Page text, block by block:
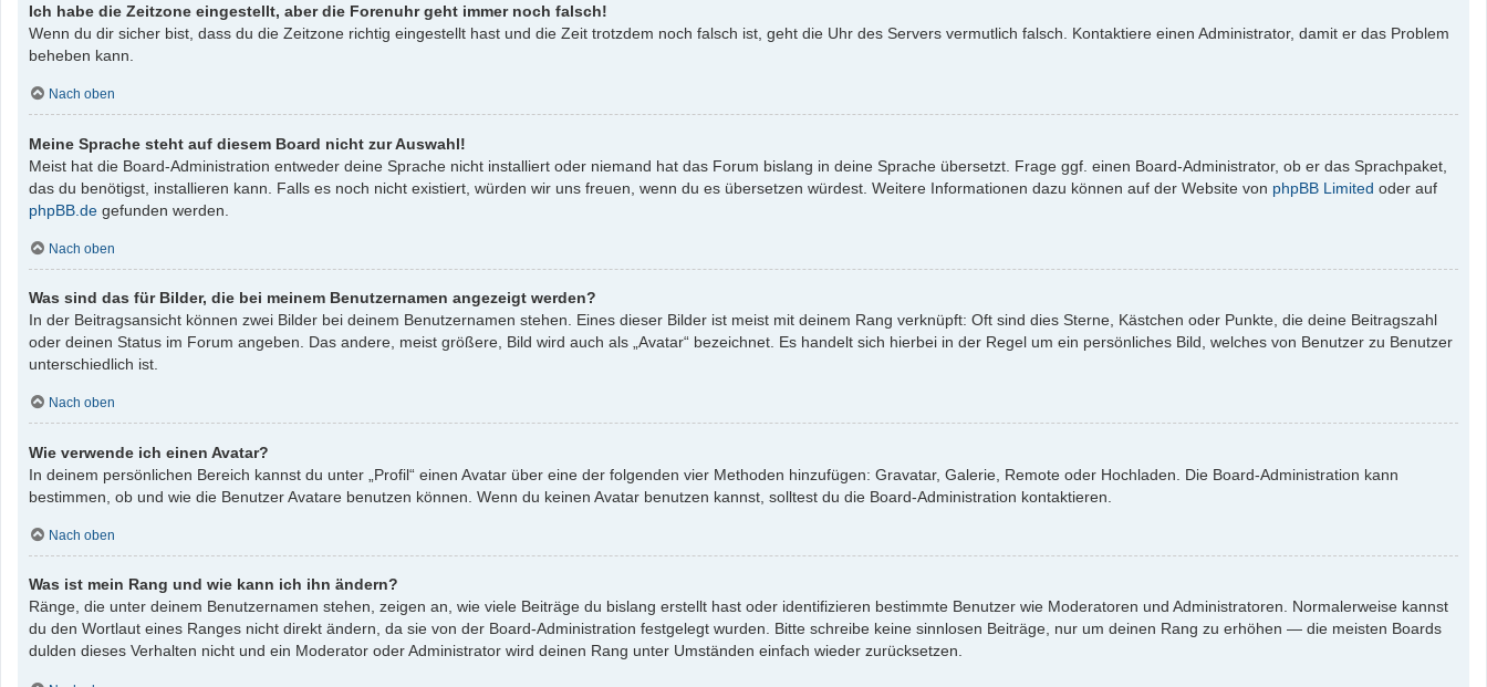
Ich habe die Zeitzone eingestellt, aber die Forenuhr geht immer noch falsch!
Wenn du dir sicher bist, dass du die Zeitzone richtig eingestellt hast und die Zeit trotzdem noch falsch ist, geht die Uhr des Servers vermutlich falsch. Kontaktiere einen Administrator, damit er das Problem
beheben kann.
Nach oben
Meine Sprache steht auf diesem Board nicht zur Auswahl!
Meist hat die Board-Administration entweder deine Sprache nicht installiert oder niemand hat das Forum bislang in deine Sprache übersetzt. Frage ggf. einen Board-Administrator, ob er das Sprachpaket,
das du benötigst, installieren kann. Falls es noch nicht existiert, würden wir uns freuen, wenn du es übersetzen würdest. Weitere Informationen dazu können auf der Website von phpBB Limited oder auf
phpBB.de gefunden werden.
Nach oben
Was sind das für Bilder, die bei meinem Benutzernamen angezeigt werden?
In der Beitragsansicht können zwei Bilder bei deinem Benutzernamen stehen. Eines dieser Bilder ist meist mit deinem Rang verknüpft: Oft sind dies Sterne, Kästchen oder Punkte, die deine Beitragszahl
oder deinen Status im Forum angeben. Das andere, meist größere, Bild wird auch als „Avatar“ bezeichnet. Es handelt sich hierbei in der Regel um ein persönliches Bild, welches von Benutzer zu Benutzer
unterschiedlich ist.
Nach oben
Wie verwende ich einen Avatar?
In deinem persönlichen Bereich kannst du unter „Profil“ einen Avatar über eine der folgenden vier Methoden hinzufügen: Gravatar, Galerie, Remote oder Hochladen. Die Board-Administration kann
bestimmen, ob und wie die Benutzer Avatare benutzen können. Wenn du keinen Avatar benutzen kannst, solltest du die Board-Administration kontaktieren.
Nach oben
Was ist mein Rang und wie kann ich ihn ändern?
Ränge, die unter deinem Benutzernamen stehen, zeigen an, wie viele Beiträge du bislang erstellt hast oder identifizieren bestimmte Benutzer wie Moderatoren und Administratoren. Normalerweise kannst
du den Wortlaut eines Ranges nicht direkt ändern, da sie von der Board-Administration festgelegt wurden. Bitte schreibe keine sinnlosen Beiträge, nur um deinen Rang zu erhöhen — die meisten Boards
dulden dieses Verhalten nicht und ein Moderator oder Administrator wird deinen Rang unter Umständen einfach wieder zurücksetzen.